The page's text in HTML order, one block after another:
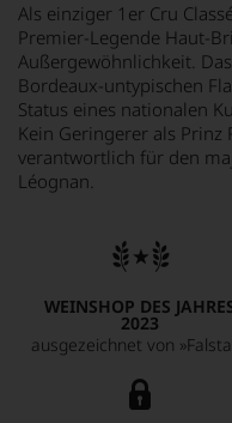
Als einziger 1er Cru
Premier-Legende Haut-
Außergewöhnlichkeit.
Bordeaux-untypischen
Status eines nationalen
Kein Geringerer als
verantwortlich für den
Léognan.
WEINSHOP DES
2023
ausgezeichnet von